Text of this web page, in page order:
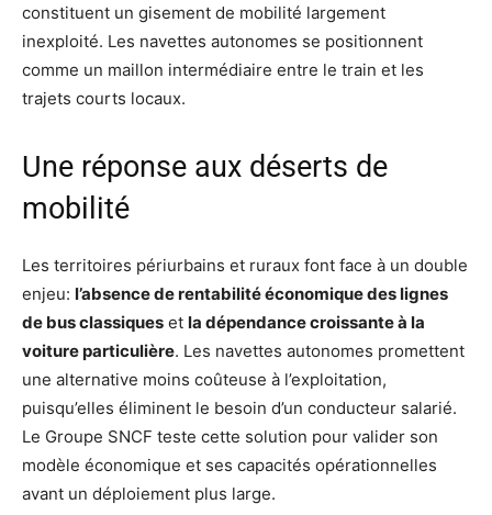
constituent un gisement de mobilité largement
inexploité. Les navettes autonomes se positionnent
comme un maillon intermédiaire entre le train et les
trajets courts locaux.
Une réponse aux déserts de
mobilité
Les territoires périurbains et ruraux font face à un double
enjeu: l’absence de rentabilité économique des lignes
de bus classiques et la dépendance croissante à la
voiture particulière. Les navettes autonomes promettent
une alternative moins coûteuse à l’exploitation,
puisqu’elles éliminent le besoin d’un conducteur salarié.
Le Groupe SNCF teste cette solution pour valider son
modèle économique et ses capacités opérationnelles
avant un déploiement plus large.